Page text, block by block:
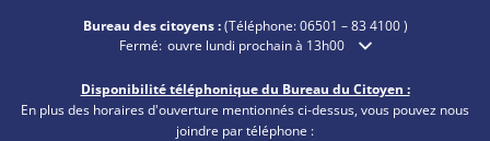
Bureau des citoyens :(Téléphone:06501 – 83 4100)
Cliquez pour masquer les heures d'ouverture ou de
Fermé: ouvre lundi prochain à 13h00
Disponibilité téléphonique du Bureau du Citoyen :
En plus des horaires d'ouverture mentionnés ci-dessus, vous pouvez nous
joindre par téléphone :